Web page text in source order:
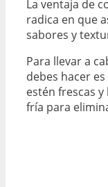
La ventaja de
radica en que
sabores y
Para llevar a
debes hacer
estén frescas
fría para